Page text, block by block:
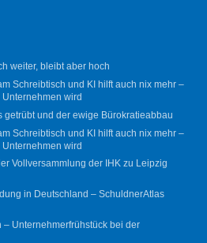
weiter, bleibt aber hoch
Schreibtisch und KI hilft auch nix mehr –
wird
und der ewige Bürokratieabbau
Schreibtisch und KI hilft auch nix mehr –
wird
Vollversammlung der IHK zu Leipzig
in Deutschland – SchuldnerAtlas
Unternehmerfrühstück bei der